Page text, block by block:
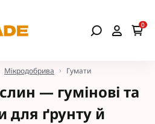
0
Мікродобрива Гумати
— гумінові та
для ґрунту й